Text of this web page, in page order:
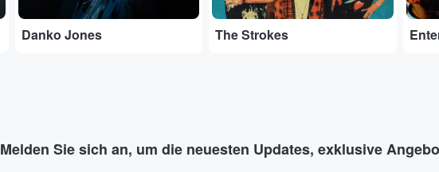
Danko Jones The Strokes
Melden Sie sich an, um die neuesten Updates, exklusive